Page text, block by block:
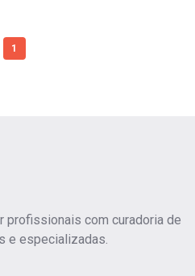
1
profissionais com curadoria de
e especializadas.